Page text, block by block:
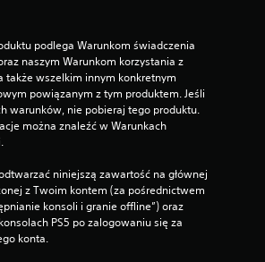
podlega Warunkom świadczenia
naszym Warunkom korzystania z
także wszelkim innym konkretnym
powiązanym z tym produktem. Jeśli
warunków, nie pobieraj tego produktu.
można znaleźć w Warunkach
niniejszą zawartość na głównej
z Twoim kontem (za pośrednictwem
konsoli i granie offline”) oraz
PS5 po zalogowaniu się za
konta.